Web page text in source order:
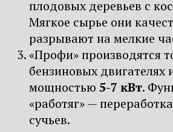
плодовых деревьев с
Мягкое сырье они
разрывают на мелкие
«Профи» производятся
бензиновых двигателях
мощностью 5-7 кВт.
«работяг» —
сучьев.